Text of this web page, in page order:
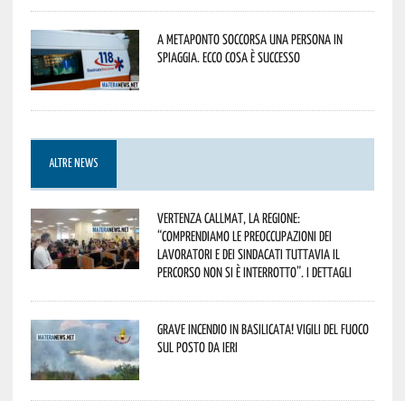
A Metaponto soccorsa una persona in
spiaggia. Ecco cosa è successo
ALTRE NEWS
Vertenza CallMat, la Regione:
“comprendiamo le preoccupazioni dei
lavoratori e dei sindacati tuttavia il
percorso non si è interrotto”. I dettagli
Grave incendio in Basilicata! Vigili del fuoco
sul posto da ieri